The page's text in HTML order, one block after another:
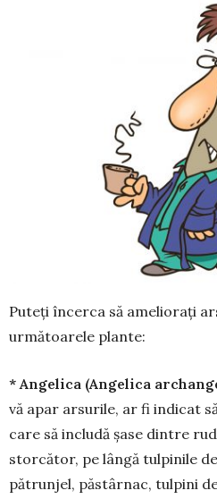
Puteţi încerca să amelioraţi
următoarele plan­te:
* Angelica (Angelica
vă apar arsurile, ar fi indi­cat
care să includă şase dintre
storcător, pe lân­gă tul­pi­nile
pătrunjel, păstâr­nac, tulpini